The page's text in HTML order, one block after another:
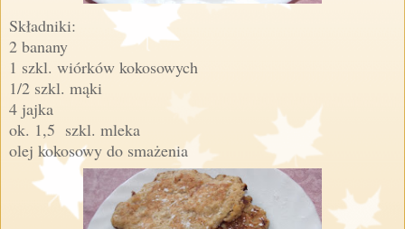
Składniki:
2 banany
1 szkl. wiórków kokosowych
1/2 szkl. mąki
4 jajka
ok. 1,5 szkl. mleka
olej kokosowy do smażenia